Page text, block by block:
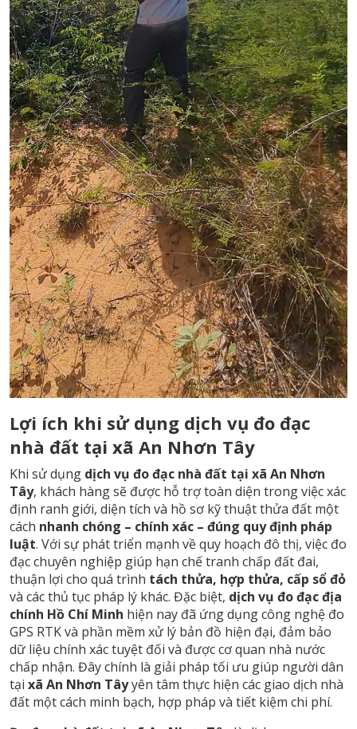
Lợi ích khi sử dụng dịch vụ đo đạc
nhà đất tại xã An Nhơn Tây
Khi sử dụng dịch vụ đo đạc nhà đất tại xã An Nhơn
Tây, khách hàng sẽ được hỗ trợ toàn diện trong việc xác
định ranh giới, diện tích và hồ sơ kỹ thuật thửa đất một
cách nhanh chóng – chính xác – đúng quy định pháp
luật. Với sự phát triển mạnh về quy hoạch đô thị, việc đo
đạc chuyên nghiệp giúp hạn chế tranh chấp đất đai,
thuận lợi cho quá trình tách thửa, hợp thửa, cấp sổ đỏ
và các thủ tục pháp lý khác. Đặc biệt, dịch vụ đo đạc địa
chính Hồ Chí Minh hiện nay đã ứng dụng công nghệ đo
GPS RTK và phần mềm xử lý bản đồ hiện đại, đảm bảo
dữ liệu chính xác tuyệt đối và được cơ quan nhà nước
chấp nhận. Đây chính là giải pháp tối ưu giúp người dân
tại xã An Nhơn Tâyyên tâm thực hiện các giao dịch nhà
đất một cách minh bạch, hợp pháp và tiết kiệm chi phí.